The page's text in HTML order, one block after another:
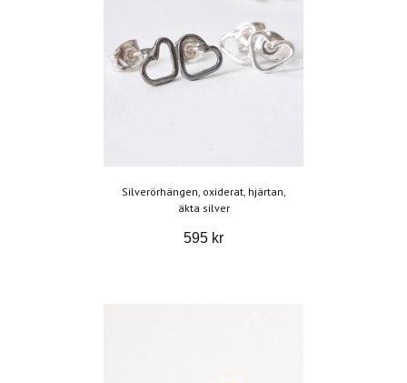
Silverörhängen, oxiderat, hjärtan,
äkta silver
595 kr